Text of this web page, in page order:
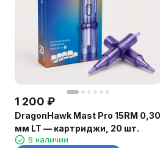
1 200 ₽
DragonHawk Mast Pro 15RM 0,30
мм LT — картриджи, 20 шт.
В наличии